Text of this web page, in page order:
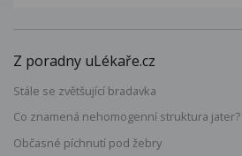
Z poradny uLékaře.cz
Stále se zvětšující bradavka
Co znamená nehomogenní struktura jater?
Občasné píchnutí pod žebry